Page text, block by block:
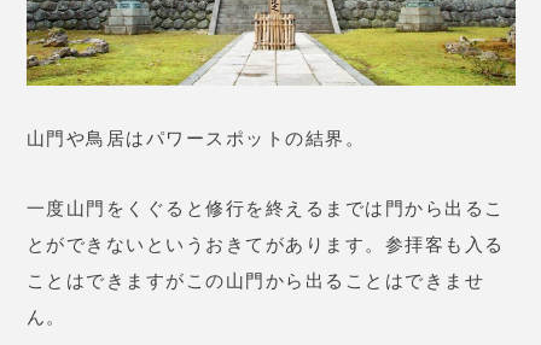
山門や鳥居はパワースポットの結界。
一度山門をくぐると修行を終えるまでは門から出るこ
とができないというおきてがあります。参拝客も入る
ことはできますがこの山門から出ることはできませ
ん。